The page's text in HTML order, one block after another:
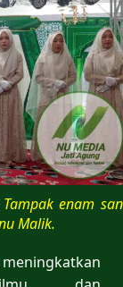
enam
Malik.